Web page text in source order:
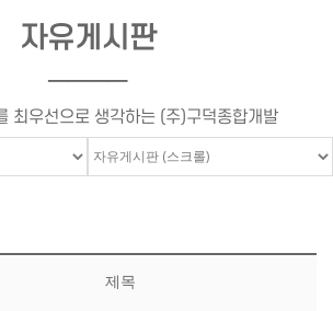
자유게시판
────
최우선으로 생각하는 (주)구덕종합개발
제목